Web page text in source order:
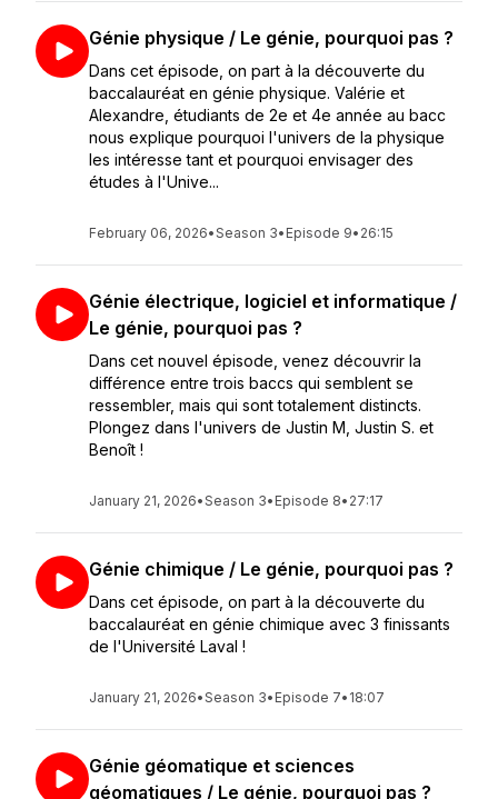
Génie physique / Le génie, pourquoi pas ?
Dans cet épisode, on part à la découverte du
baccalauréat en génie physique. Valérie et
Alexandre, étudiants de 2e et 4e année au bacc
nous explique pourquoi l'univers de la physique
les intéresse tant et pourquoi envisager des
études à l'Unive...
February 06, 2026•Season 3• Episode 9• 26:15
Génie électrique, logiciel et informatique /
Le génie, pourquoi pas ?
Dans cet nouvel épisode, venez découvrir la
différence entre trois baccs qui semblent se
ressembler, mais qui sont totalement distincts.
Plongez dans l'univers de Justin M, Justin S. et
Benoît !
January 21, 2026•Season 3• Episode 8• 27:17
Génie chimique / Le génie, pourquoi pas ?
Dans cet épisode, on part à la découverte du
baccalauréat en génie chimique avec 3 finissants
de l'Université Laval !
January 21, 2026•Season 3• Episode 7• 18:07
Génie géomatique et sciences
géomatiques / Le génie, pourquoi pas ?